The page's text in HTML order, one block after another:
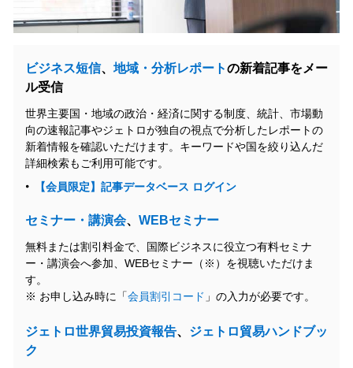
ビジネス短信、 地域・分析レポートの新着記事をメー
ル受信
世界主要国・地域の政治・経済に関する制度、統計、市場動
向の速報記事やジェトロが独自の視点で分析したレポートの
新着情報を確認いただけます。キーワードや国を絞り込んだ
詳細検索もご利用可能です。
【会員限定】記事データベース ログイン
セミナー・講演会、 WEBセミナー
無料または割引料金で、国際ビジネスに役立つ有料セミナ
ー・講演会へ参加、WEBセミナー（※）を視聴いただけま
す。
※ お申し込み時に「会員割引コード 」の入力が必要です。
ジェトロ世界貿易投資報告、 ジェトロ貿易ハンドブッ
ク